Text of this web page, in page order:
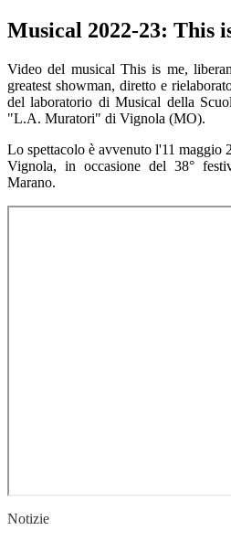
Musical 2022-23: This
Video del musical This is me,
greatest showman, diretto e
del laboratorio di Musical della
"L.A. Muratori" di Vignola (MO).
Lo spettacolo è avvenuto l'11 maggio
Vignola, in occasione del 38°
Marano.
Notizie